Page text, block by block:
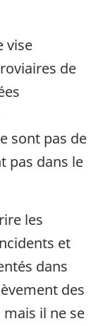
vise
de
sont pas de
pas dans le
les
et
dans
des
il ne se